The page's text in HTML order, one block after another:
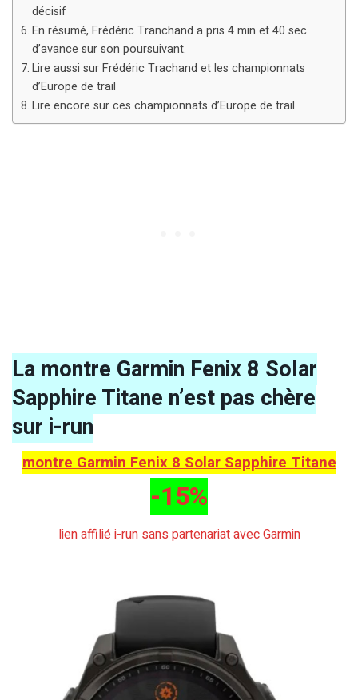
décisif
En résumé, Frédéric Tranchand a pris 4 min et 40 sec
d’avance sur son poursuivant.
Lire aussi sur Frédéric Trachand et les championnats
d’Europe de trail
Lire encore sur ces championnats d’Europe de trail
La montre Garmin Fenix 8 Solar
Sapphire Titane n’est pas chère
sur i-run
montre Garmin Fenix 8 Solar Sapphire Titane
-15%
lien affilié i-run sans partenariat avec Garmin